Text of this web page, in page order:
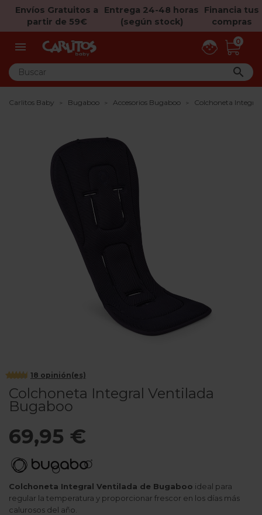
Envíos Gratuitos a
partir de 59€
Entrega 24-48 horas
(según stock)
Financia tus
compras
 0

Carlitos Baby Bugaboo Accesorios Bugaboo Colchoneta
18 opinión(es)
Colchoneta Integral Ventilada
Bugaboo
69,95 €
Colchoneta Integral Ventilada de Bugaboo ideal para
regular la temperatura y proporcionar frescor en los días más
calurosos del año.